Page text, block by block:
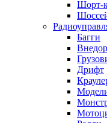
Шорт-
Багги
Дрифт